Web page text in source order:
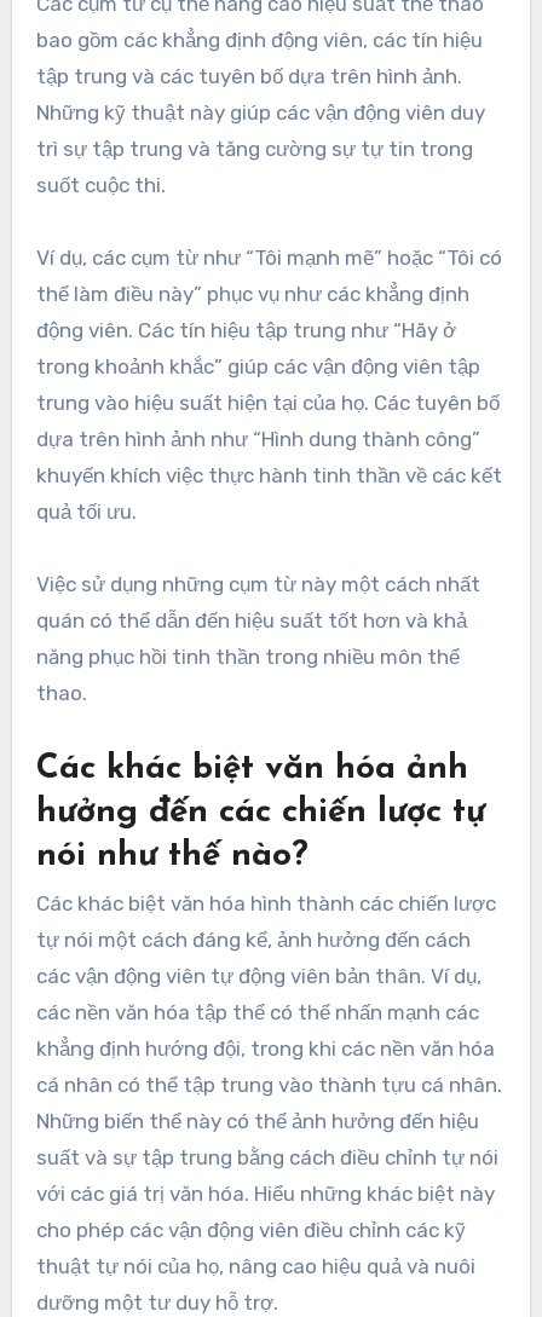
bao gồm các khẳng định động viên, các tín hiệu
tập trung và các tuyên bố dựa trên hình ảnh.
Những kỹ thuật này giúp các vận động viên duy
trì sự tập trung và tăng cường sự tự tin trong
suốt cuộc thi.
Ví dụ, các cụm từ như “Tôi mạnh mẽ” hoặc “Tôi có
thể làm điều này” phục vụ như các khẳng định
động viên. Các tín hiệu tập trung như “Hãy ở
trong khoảnh khắc” giúp các vận động viên tập
trung vào hiệu suất hiện tại của họ. Các tuyên bố
dựa trên hình ảnh như “Hình dung thành công”
khuyến khích việc thực hành tinh thần về các kết
quả tối ưu.
Việc sử dụng những cụm từ này một cách nhất
quán có thể dẫn đến hiệu suất tốt hơn và khả
năng phục hồi tinh thần trong nhiều môn thể
thao.
Các khác biệt văn hóa ảnh
hưởng đến các chiến lược tự
nói như thế nào?
Các khác biệt văn hóa hình thành các chiến lược
tự nói một cách đáng kể, ảnh hưởng đến cách
các vận động viên tự động viên bản thân. Ví dụ,
các nền văn hóa tập thể có thể nhấn mạnh các
khẳng định hướng đội, trong khi các nền văn hóa
cá nhân có thể tập trung vào thành tựu cá nhân.
Những biến thể này có thể ảnh hưởng đến hiệu
suất và sự tập trung bằng cách điều chỉnh tự nói
với các giá trị văn hóa. Hiểu những khác biệt này
cho phép các vận động viên điều chỉnh các kỹ
thuật tự nói của họ, nâng cao hiệu quả và nuôi
dưỡng một tư duy hỗ trợ.